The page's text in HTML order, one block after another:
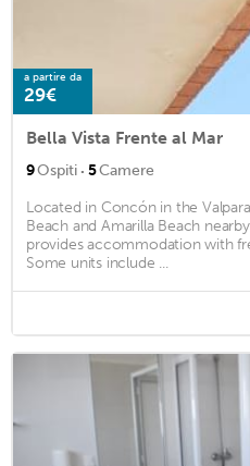
a partire da
29€
Bella Vista Frente al Mar
9Ospiti · 5Camere
Located in Concón in the
Beach and Amarilla Beach
provides accommodation with
Some units include ...